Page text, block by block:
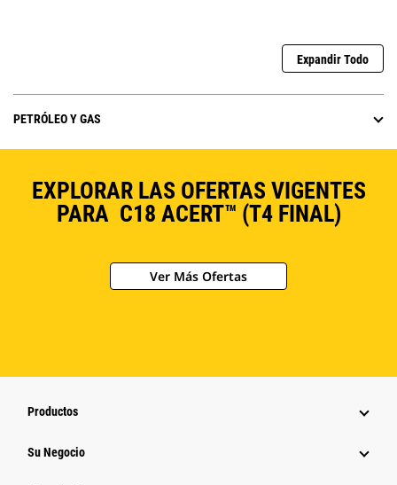
Expandir Todo
PETRÓLEO Y GAS
EXPLORAR LAS OFERTAS VIGENTES
PARA C18 ACERT™ (T4 FINAL)
Ver Más Ofertas
Productos
Su Negocio